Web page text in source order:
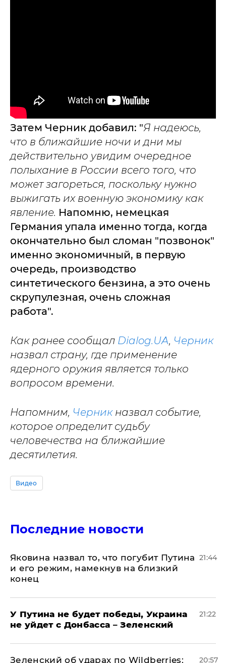
Затем Черник добавил: "Я надеюсь,
что в ближайшие ночи и дни мы
действительно увидим очередное
полыхание в России всего того, что
может загореться, поскольку нужно
выжигать их военную экономику как
явление. Напомню, немецкая
Германия упала именно тогда, когда
окончательно был сломан "позвонок"
именно экономичный, в первую
очередь, производство
синтетического бензина, а это очень
скрупулезная, очень сложная
работа".
Как ранее сообщал Dialog.UA, Черник
назвал страну, где применение
ядерного оружия является только
вопросом времени.
Напомним, Черникназвал событие,
которое определит судьбу
человечества на ближайшие
десятилетия.
Видео
Последние новости
Яковина назвал то, что погубит Путина
и его режим, намекнув на близкий
конец
21:44
У Путина не будет победы, Украина
не уйдет с Донбасса – Зеленский
21:22
Зеленский об ударах по Wildberries: 20:57